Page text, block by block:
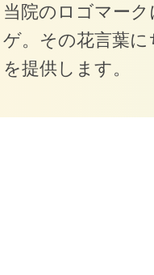
当院のロゴマー
ゲ。その花言葉
を提供します。